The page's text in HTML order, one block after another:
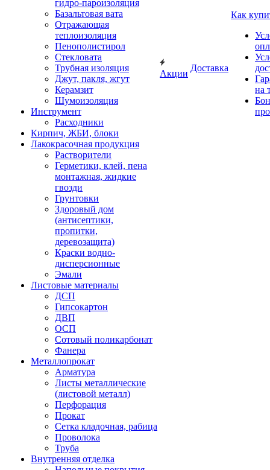
гидро-пароизоляция
Базальтовая вата
Отражающая
теплоизоляция
Пенополистирол
Стекловата
Трубная изоляция
Джут, пакля, жгут
Керамзит
Шумоизоляция
Инструмент
Расходники
Кирпич, ЖБИ, блоки
Лакокрасочная продукция
Растворители
Герметики, клей, пена
монтажная, жидкие
гвозди
Грунтовки
Здоровый дом
(антисептики,
пропитки,
деревозащита)
Краски водно-
дисперсионные
Эмали
Листовые материалы
ДСП
Гипсокартон
ДВП
ОСП
Сотовый поликарбонат
Фанера
Металлопрокат
Арматура
Листы металлические
(листовой металл)
Перфорация
Прокат
Сетка кладочная, рабица
Проволока
Труба
Внутренняя отделка
Акции
Доставка
Как
на